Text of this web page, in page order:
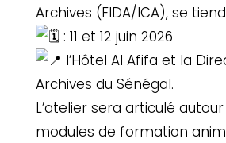
Archives (FIDA/ICA), se
: 11 et 12 juin 2026
l’Hôtel Al Afifa et la
Archives du Sénégal.
L’atelier sera articulé
modules de formation